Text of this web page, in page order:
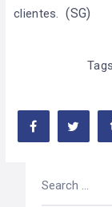
clientes.
(SG)